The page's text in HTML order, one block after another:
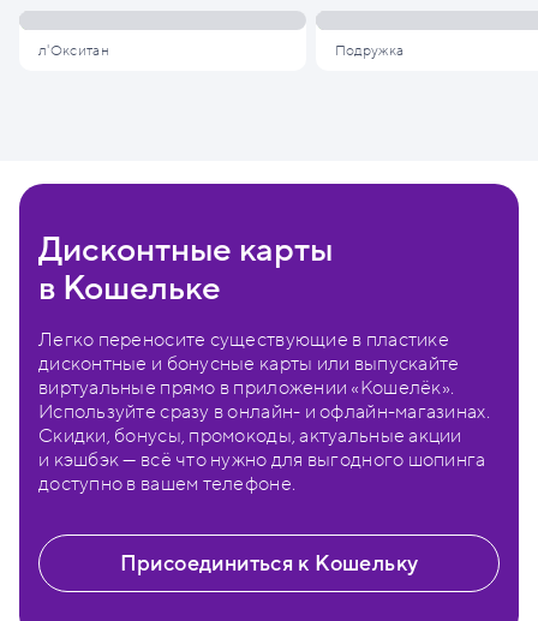
л'Окситан Подружка
Дисконтные карты
в Кошельке
Легко переносите существующие в пластике
дисконтные и бонусные карты или выпускайте
виртуальные прямо в приложении «Кошелёк».
Используйте сразу в онлайн- и офлайн-магазинах.
Скидки, бонусы, промокоды, актуальные акции
и кэшбэк — всё что нужно для выгодного шопинга
доступно в вашем телефоне.
Присоединиться к Кошельку